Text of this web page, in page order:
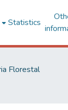
Statistics
Florestal